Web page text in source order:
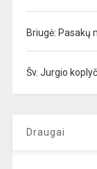
Briugė: Pasakų
Šv. Jurgio
Draugai